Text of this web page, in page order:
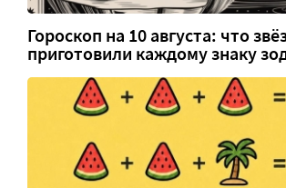
Гороскоп на 10 августа: что
приготовили каждому знаку